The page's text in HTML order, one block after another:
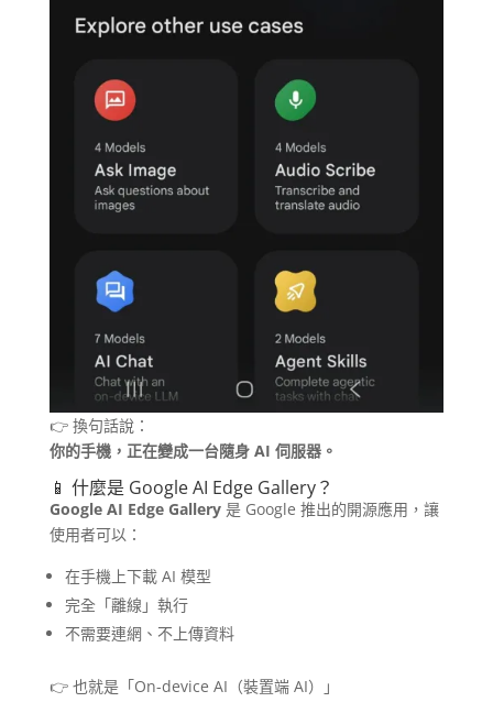
👉 換句話說：
你的手機，正在變成一台隨身 AI 伺服器。
📱 什麼是 Google AI Edge Gallery？
Google AI Edge Gallery是 Google 推出的開源應用，讓
使用者可以：
在手機上下載 AI 模型
完全「離線」執行
不需要連網、不上傳資料
👉 也就是「On-device AI（裝置端 AI）」